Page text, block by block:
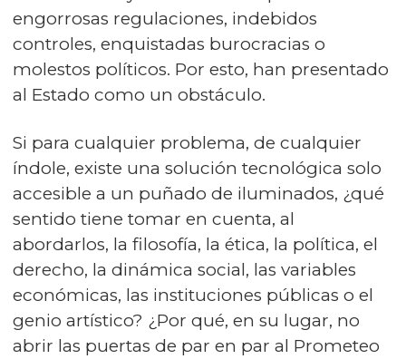
engorrosas regulaciones, indebidos
controles, enquistadas burocracias o
molestos políticos. Por esto, han presentado
al Estado como un obstáculo.
Si para cualquier problema, de cualquier
índole, existe una solución tecnológica solo
accesible a un puñado de iluminados, ¿qué
sentido tiene tomar en cuenta, al
abordarlos, la filosofía, la ética, la política, el
derecho, la dinámica social, las variables
económicas, las instituciones públicas o el
genio artístico? ¿Por qué, en su lugar, no
abrir las puertas de par en par al Prometeo